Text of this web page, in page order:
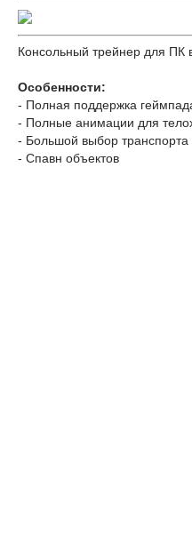
Консольный трейнер для ПК
Особенности:
- Полная поддержка
- Полные анимации для
- Большой выбор транспорта
- Спавн объектов